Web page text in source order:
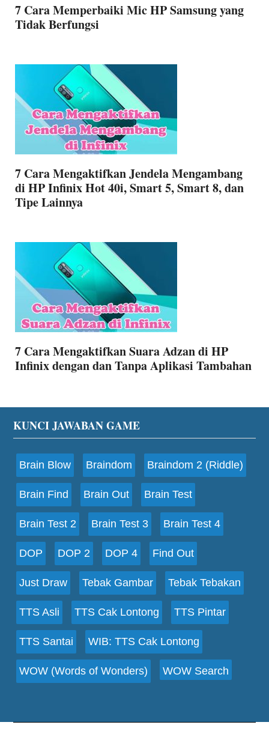
7 Cara Memperbaiki Mic HP Samsung yang
Tidak Berfungsi
7 Cara Mengaktifkan Jendela Mengambang
di HP Infinix Hot 40i, Smart 5, Smart 8, dan
Tipe Lainnya
7 Cara Mengaktifkan Suara Adzan di HP
Infinix dengan dan Tanpa Aplikasi Tambahan
Footer
KUNCI JAWABAN GAME
Brain Blow Braindom Braindom 2 (Riddle)
Brain Find Brain Out Brain Test
Brain Test 2 Brain Test 3 Brain Test 4
DOP DOP 2 DOP 4 Find Out
Just Draw Tebak Gambar Tebak Tebakan
TTS Asli TTS Cak Lontong TTS Pintar
TTS Santai WIB: TTS Cak Lontong
WOW (Words of Wonders) WOW Search